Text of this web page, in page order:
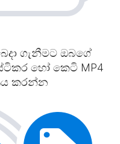
ගැනීමට ඔබගේ
හෝ කෙටි MP4
කරන්න